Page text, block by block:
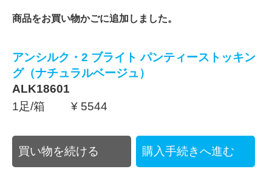
商品をお買い物かごに追加しました。
アンシルク・2 ブライト パンティーストッキン
グ（ナチュラルベージュ）
ALK18601
1足/箱 ¥ 5544
買い物を続ける 購入手続きへ進む